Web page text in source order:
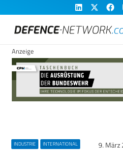
Anzeige
INDUSTRIE INTERNATIONAL 9. März